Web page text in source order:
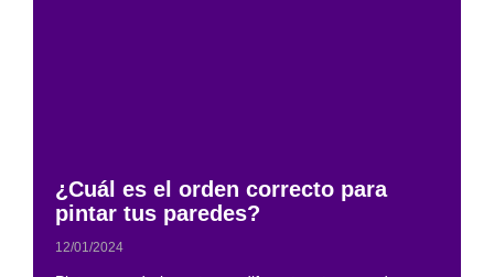
¿Cuál es el orden correcto para
pintar tus paredes?
12/01/2024